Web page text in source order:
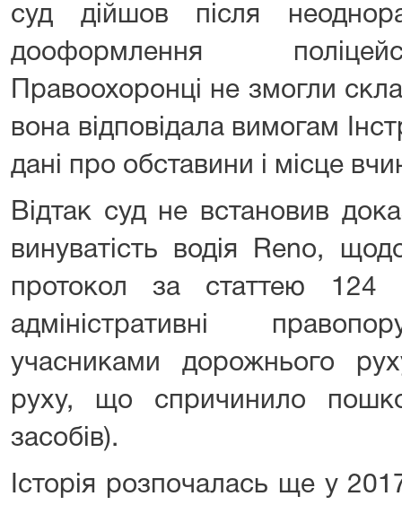
суд дійшов після
дооформлення
Правоохоронці не змогли
вона відповідала вимогам
дані про обставини і місце
Відтак суд не встановив
винуватість водія Reno,
протокол за статтею 124
адміністративні
учасниками дорожнього
руху, що спричинило
засобів).
Історія розпочалась ще у